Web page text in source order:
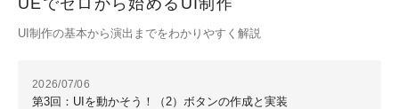
UI制作の基本から演出までをわかりやすく解説
2026/07/06
第3回：UIを動かそう！（2）ボタンの作成と実装